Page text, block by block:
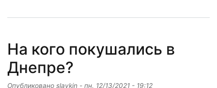
На кого покушались в
Днепре?
Опубликовано slavkin - пн, 12/13/2021 - 19:12